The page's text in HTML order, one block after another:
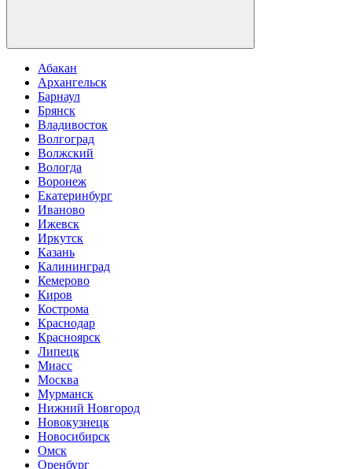
Абакан
Архангельск
Барнаул
Брянск
Владивосток
Волгоград
Волжский
Вологда
Воронеж
Екатеринбург
Иваново
Ижевск
Иркутск
Казань
Калининград
Кемерово
Киров
Кострома
Краснодар
Красноярск
Липецк
Миасс
Москва
Мурманск
Нижний Новгород
Новокузнецк
Новосибирск
Омск
Оренбург